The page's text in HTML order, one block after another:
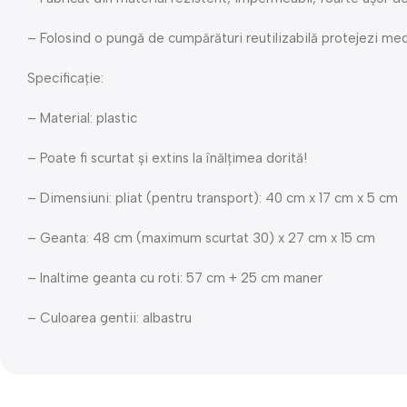
– Folosind o pungă de cumpărături reutilizabilă protejezi
Specificație:
– Material: plastic
– Poate fi scurtat și extins la înălțimea dorită!
– Dimensiuni: pliat (pentru transport): 40 cm x 17 cm x 5 cm
– Geanta: 48 cm (maximum scurtat 30) x 27 cm x 15 cm
– Inaltime geanta cu roti: 57 cm + 25 cm maner
– Culoarea gentii: albastru